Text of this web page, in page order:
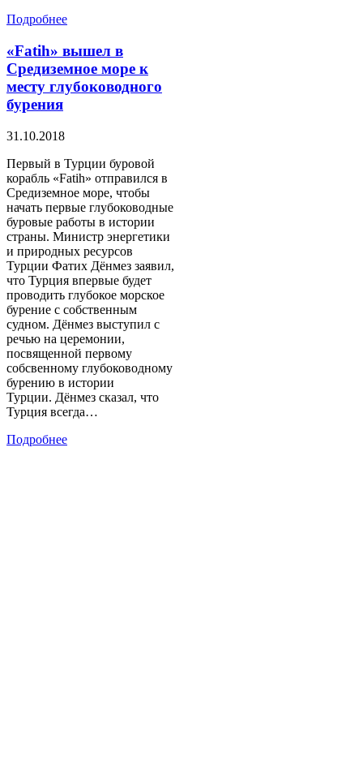
Подробнее
«Fatih» вышел в
Средиземное море к
месту глубоководного
бурения
31.10.2018
Первый в Турции буровой
корабль «Fatih» отправился в
Средиземное море, чтобы
начать первые глубоководные
буровые работы в истории
страны. Министр энергетики
и природных ресурсов
Турции Фатих Дёнмез заявил,
что Турция впервые будет
проводить глубокое морское
бурение с собственным
судном. Дёнмез выступил с
речью на церемонии,
посвященной первому
собсвенному глубоководному
бурению в истории
Турции. Дёнмез сказал, что
Турция всегда…
Подробнее